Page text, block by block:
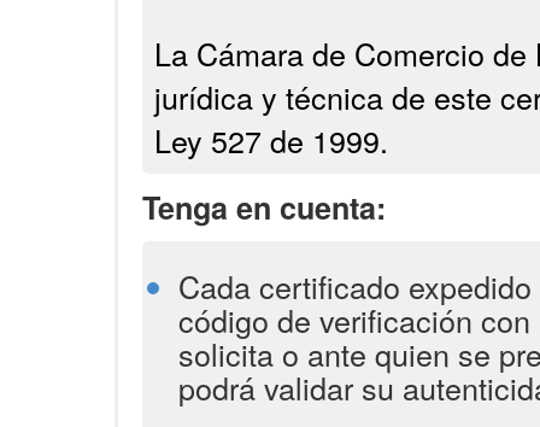
La Cámara de Comercio
jurídica y técnica de este
Ley 527 de 1999.
Tenga en cuenta:
Cada certificado
código de verificación
solicita o ante quien se
podrá validar su